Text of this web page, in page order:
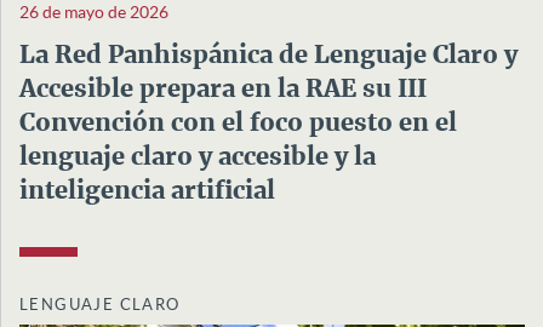
26 de mayo de 2026
La Red Panhispánica de Lenguaje Claro y
Accesible prepara en la RAE su III
Convención con el foco puesto en el
lenguaje claro y accesible y la
inteligencia artificial
LENGUAJE CLARO